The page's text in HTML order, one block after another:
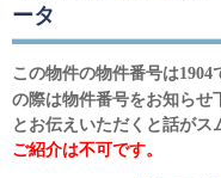
ータ
この物件の物件番号は1904
の際は物件番号をお知らせ
とお伝えいただくと話がス
ご紹介は不可です。